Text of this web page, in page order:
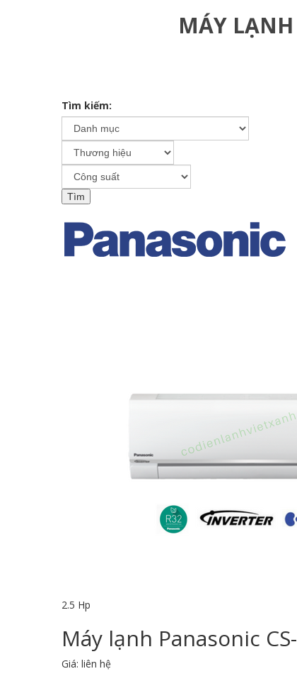
MÁY
Tìm kiếm:
2.5 Hp
Máy lạnh Panasonic
Giá: liên hệ